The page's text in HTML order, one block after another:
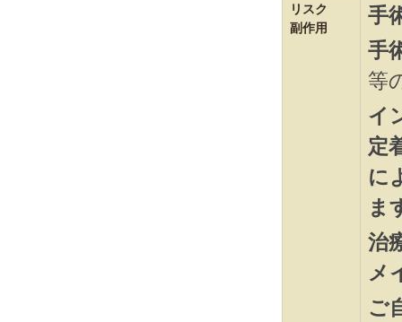
リスク
副作用
手
手
等
イ
定
に
ま
治
メ
ご